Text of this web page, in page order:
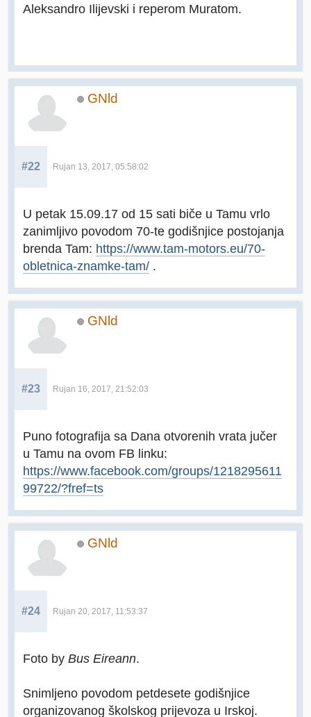
Aleksandro Ilijevski i reperom Muratom.
GNld
#22 Rujan 13, 2017, 05:58:02
U petak 15.09.17 od 15 sati biče u Tamu vrlo
zanimljivo povodom 70-te godišnjice postojanja
brenda Tam: https://www.tam-motors.eu/70-
obletnica-znamke-tam/ .
GNld
#23 Rujan 16, 2017, 21:52:03
Puno fotografija sa Dana otvorenih vrata jučer
u Tamu na ovom FB linku:
https://www.facebook.com/groups/1218295611
99722/?fref=ts
GNld
#24 Rujan 20, 2017, 11:53:37
Foto by Bus Eireann.
Snimljeno povodom petdesete godišnjice
organizovanog školskog prijevoza u Irskoj.